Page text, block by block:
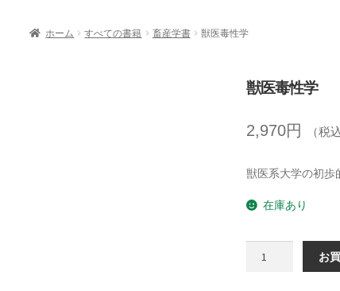
ス
ッ ホーム すべての書籍 畜産学書 獣医毒性学
獣医毒性学
2,970円 （税
獣医系大学の初歩
在庫あり
お